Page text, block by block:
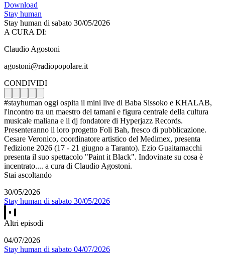
Download
Stay human
Stay human di sabato 30/05/2026
A CURA DI:
Claudio Agostoni
agostoni@radiopopolare.it
CONDIVIDI
#stayhuman oggi ospita il mini live di Baba Sissoko e KHALAB,
l'incontro tra un maestro del tamani e figura centrale della cultura
musicale maliana e il dj fondatore di Hyperjazz Records.
Presenteranno il loro progetto Foli Bah, fresco di pubblicazione.
Cesare Veronico, coordinatore artistico del Medimex, presenta
l'edizione 2026 (17 - 21 giugno a Taranto). Ezio Guaitamacchi
presenta il suo spettacolo "Paint it Black". Indovinate su cosa è
incentrato.... a cura di Claudio Agostoni.
Stai ascoltando
30/05/2026
Stay human di sabato 30/05/2026
04/07/2026